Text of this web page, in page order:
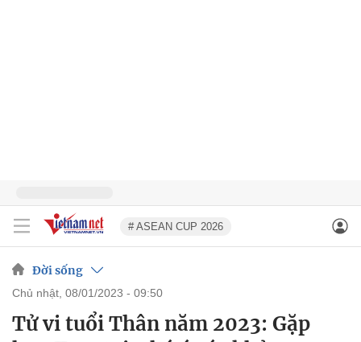
# ASEAN CUP 2026
Đời sống
chủ nhật, 08/01/2023 - 09:50
Tử vi tuổi Thân năm 2023: Gặp